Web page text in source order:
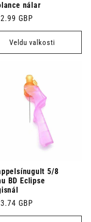
nálar
GBP
Veldu valkosti
5/8
BD Eclipse
GBP